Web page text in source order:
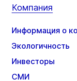
Компания
Информация о
Экологичность
Инвесторы
СМИ